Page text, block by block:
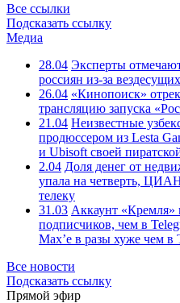
Все ссылки
Подсказать ссылку
Медиа
28.04 Эксперты
россиян из-за
26.04 «Кинопоиск»
трансляцию запуска
21.04 Неизвестные
продюссером из Lesta
и Ubisoft своей
2.04 Доля денег от
упала на четверть,
телеку
31.03 Аккаунт «Кремля»
подписчиков, чем в
Max’е в разы хуже чем в
Все новости
Подсказать ссылку
Прямой эфир